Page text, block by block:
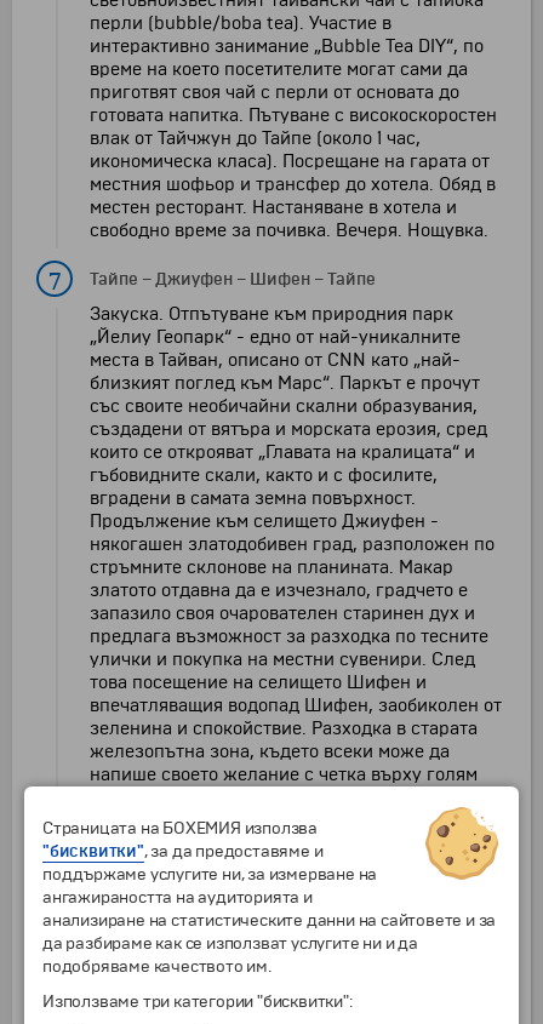
перли (bubble/boba tea). Участие в
интерактивно занимание „Bubble Tea DIY“, по
време на което посетителите могат сами да
приготвят своя чай с перли от основата до
готовата напитка. Пътуване с високоскоростен
влак от Тайчжун до Тайпе (около 1 час,
икономическа класа). Посрещане на гарата от
местния шофьор и трансфер до хотела. Обяд в
местен ресторант. Настаняване в хотела и
свободно време за почивка. Вечеря. Нощувка.
7 Тайпе –Джиуфен – Шифен –Тайпе
Закуска. Отпътуване към природния парк
„Йелиу Геопарк“ - едно от най-уникалните
места в Тайван, описано от CNN като „най-
близкият поглед към Марс“. Паркът е прочут
със своите необичайни скални образувания,
създадени от вятъра и морската ерозия, сред
които се открояват „Главата на кралицата“ и
гъбовидните скали, както и с фосилите,
вградени в самата земна повърхност.
Продължение към селището Джиуфен -
някогашен златодобивен град, разположен по
стръмните склонове на планината. Макар
златото отдавна да е изчезнало, градчето е
запазило своя очарователен старинен дух и
предлага възможност за разходка по тесните
улички и покупка на местни сувенири. След
това посещение на селището Шифен и
впечатляващия водопад Шифен, заобиколен от
зеленина и спокойствие. Разходка в старата
железопътна зона, където всеки може да
напише своето желание с четка върху голям
фенер) и да го пусне да полети в небето с
надеждата то да се сбъдне. Обяд в местен
ресторант. Връщане в Тайпе и свободно време
за самостоятелна разходка или почивка.
Вечеря. Нощувка.
8 Тайпе– Илан
Закуска. Отпътуване за град Илан
Страницата на БОХЕМИЯ използва
"бисквитки", за да предоставяме и
поддържаме услугите ни, за измерване на
ангажираността на аудиторията и
анализиране на статистическите данни на сайтовете и за
да разбираме как се използват услугите ни и да
подобряваме качеството им.
Използваме три категории "бисквитки":